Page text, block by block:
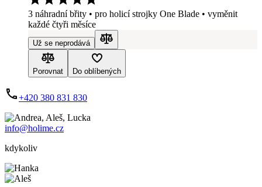
3 náhradní břity • pro holicí strojky One Blade • vyměnit
každé čtyři měsíce
Už se neprodává
Porovnat
Porovnat Do oblíbených
+420 380 831 830
info@holime.cz
kdykoliv